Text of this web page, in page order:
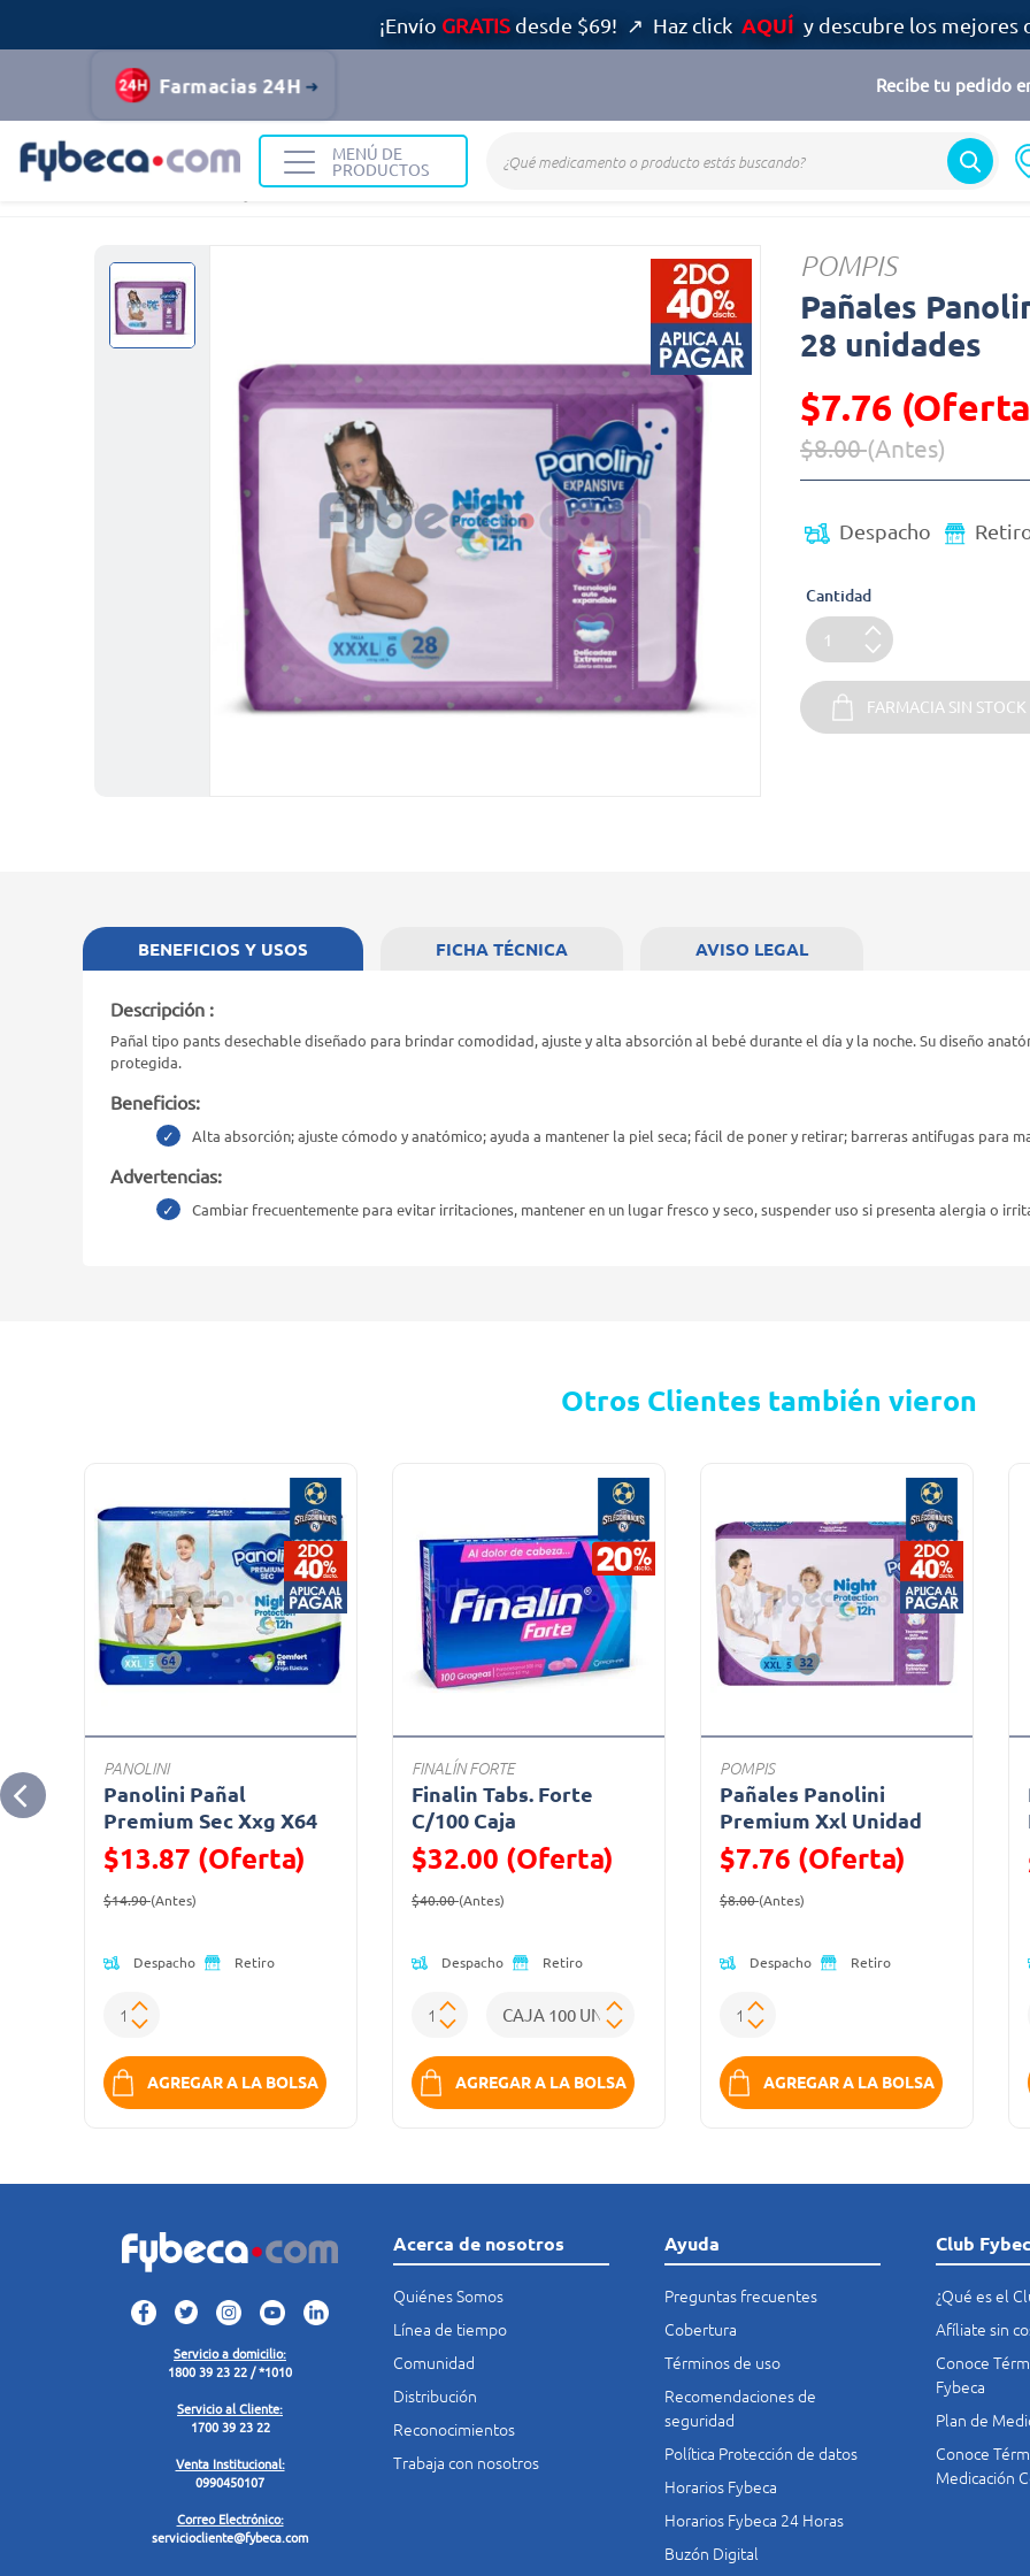
¡Envío GRATISdesde $69! ↗ Haz click AQUÍ y descubre los mejores
Farmacias 24H Recibe tu pedido
MENÚ DE
PRODUCTOS
Infantil y Maternidad Pañales
POMPIS
Pañales
28 unidades
$7.76
Precio reducido de
$8.00(Antes)
Despacho
Cantidad
FARMACIA SIN STOCK
BENEFICIOS Y USOS
Descripción :
Pañal tipo pants desechable diseñado para brindar comodidad, ajuste y alta absorción al bebé durante el día y la noche. Su diseño
protegida.
Beneficios:
Alta absorción; ajuste cómodo y anatómico; ayuda a mantener la piel seca; fácil de poner y retirar; barreras antifugas para
Advertencias:
Cambiar frecuentemente para evitar irritaciones, mantener en un lugar fresco y seco, suspender uso si presenta alergia o
FICHA TÉCNICA AVISO LEGAL
Otros Clientes también vieron
PANOLINI
Panolini Pañal
Premium Sec Xxg X64
$13.87 (Oferta)
Precio reducido de
$14.90(Antes)
Despacho Retiro
AGREGAR A LA BOLSA
FINALÍN FORTE
Finalin Tabs. Forte
C/100 Caja
$32.00 (Oferta)
Precio reducido de
$40.00(Antes)
Despacho Retiro
AGREGAR A LA BOLSA
POMPIS
Pañales Panolini
Premium Xxl Unidad
$7.76 (Oferta)
Precio reducido de
$8.00(Antes)
Despacho Retiro
AGREGAR A LA BOLSA
Servicio a domicilio:
1800 39 23 22 / *1010
Servicio al Cliente:
1700 39 23 22
Venta Institucional:
0990450107
Correo Electrónico:
serviciocliente@fybeca.com
Acerca de nosotros
Quiénes Somos
Línea de tiempo
Comunidad
Distribución
Reconocimientos
Trabaja con nosotros
Ayuda
Preguntas frecuentes
Cobertura
Términos de uso
Recomendaciones de
seguridad
Política Protección de datos
Horarios Fybeca
Horarios Fybeca 24 Horas
Buzón Digital
Club
¿Qué es el
Afíliate sin
Conoce
Fybeca
Plan de
Conoce
Medicación